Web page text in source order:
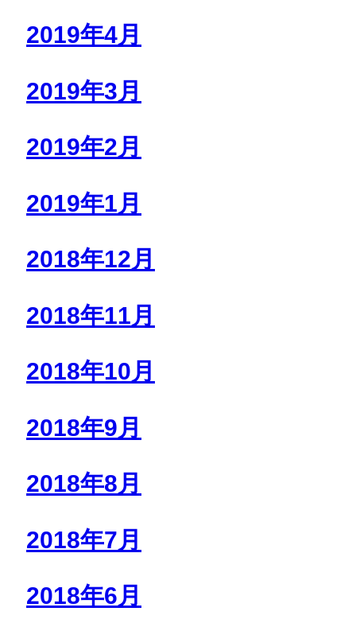
2019年4月
2019年3月
2019年2月
2019年1月
2018年12月
2018年11月
2018年10月
2018年9月
2018年8月
2018年7月
2018年6月